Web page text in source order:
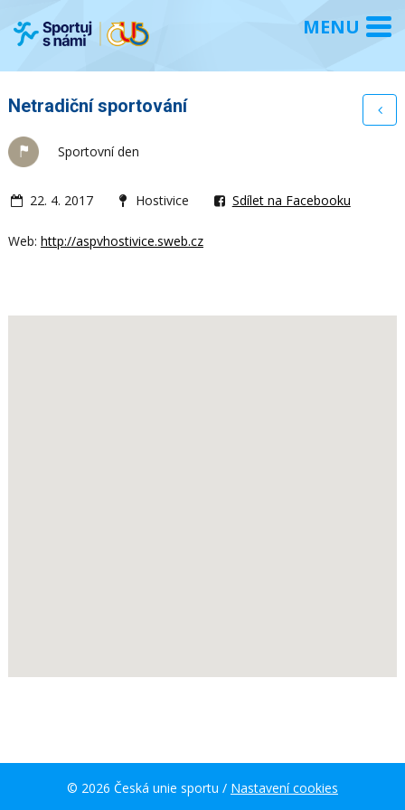
Netradiční sportování
Sportovní den
22. 4. 2017 Hostivice Sdílet na Facebooku
Web: http://aspvhostivice.sweb.cz
© 2026 Česká unie sportu / Nastavení cookies